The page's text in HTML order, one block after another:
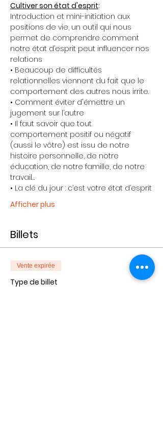
Cultiver son état d'esprit:
Introduction et mini-initiation aux
positions de vie, un outil qui nous
permet de comprendre comment
notre état d’esprit peut influencer nos
relations
• Beaucoup de difficultés
relationnelles viennent du fait que le
comportement des autres nous irrite.
• Comment éviter d'émettre un
jugement sur l’autre
• Il faut savoir que tout
comportement positif ou négatif
(aussi le vôtre) est issu de notre
histoire personnelle, de notre
éducation, de notre famille, de notre
travail…
• La clé du jour : c’est votre état d’esprit
Afficher plus
Billets
Vente expirée
Type de billet